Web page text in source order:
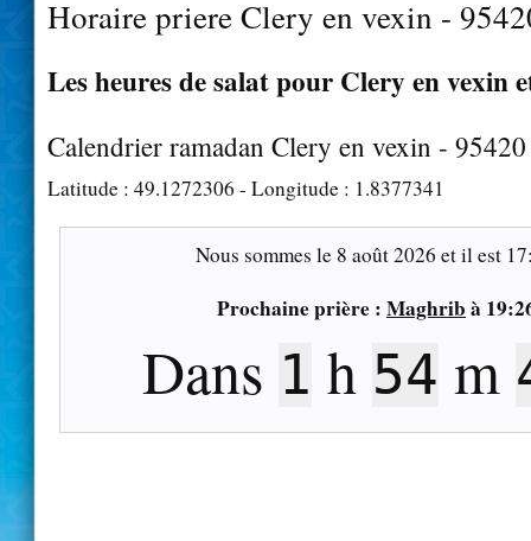
Horaire priere Clery en vexin -
Les heures de salat pour Clery en vexin
Calendrier ramadan Clery en vexin - 95420
Latitude : 49.1272306 - Longitude : 1.8377341
Nous sommes le 8 août 2026 et il est
Prochaine prière : Maghrib à
Dans 1 h 54 m